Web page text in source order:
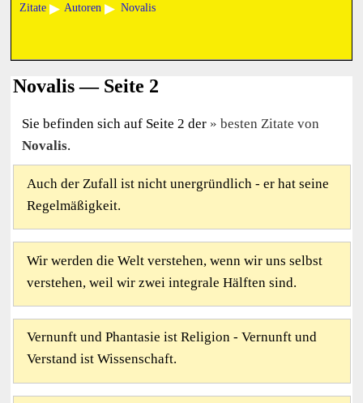
Zitate Autoren Novalis
Novalis — Seite 2
Sie befinden sich auf Seite 2 der
besten Zitate von
Novalis.
Auch der Zufall ist nicht unergründlich - er hat seine
Regelmäßigkeit.
Wir werden die Welt verstehen, wenn wir uns selbst
verstehen, weil wir zwei integrale Hälften sind.
Vernunft und Phantasie ist Religion - Vernunft und
Verstand ist Wissenschaft.